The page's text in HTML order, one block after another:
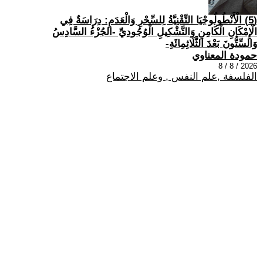
(5) الْأَنْطُولُوجْيَا التِّقْنِيَّةُ لِلسِّحْرِ وَالْعَدَمِ: دِرَاسَةٌ فِي
الْإِمْكَانِ الْكَامِنِ وَالتَّشْكِيلِ الْوُجُودِيِّ -الجُزْءُ السَّادِسُ
وَالسِّتُّونَ بَعْدَ الثَّلَاثِمِائَةِ-
حمودة المعناوي
2026 / 8 / 8
الفلسفة ,علم النفس , وعلم الاجتماع